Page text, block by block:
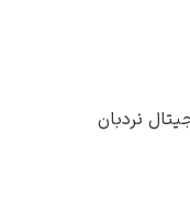
نردبان